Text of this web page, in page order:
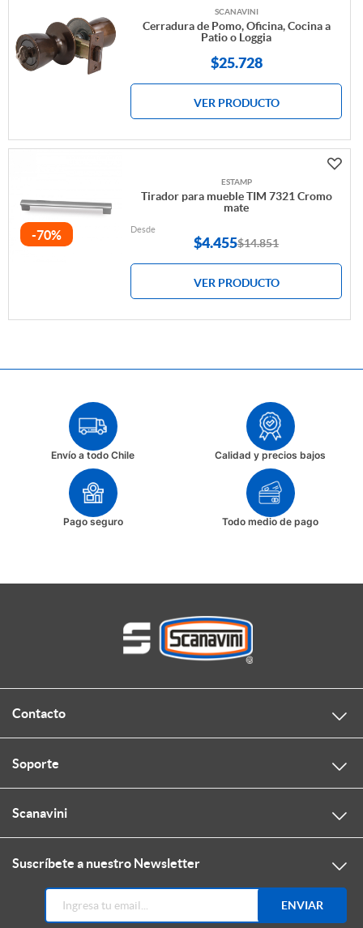
SCANAVINI
Cerradura de Pomo, Oficina, Cocina a
Patio o Loggia
$25.728
VER PRODUCTO
-70%
ESTAMP
Tirador para mueble TIM 7321 Cromo
mate
Desde
$4.455$14.851
VER PRODUCTO
Envío a todo Chile Calidad y precios bajos
Pago seguro Todo medio de pago
Contacto
Soporte
Scanavini
Suscríbete a nuestro Newsletter
ENVIAR